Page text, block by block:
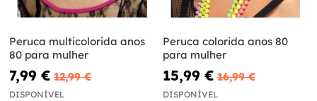
Peruca multicolorida anos
80 para mulher
7,99 € 12,99 €
DISPONÍVEL
Peruca colorida anos 80
para mulher
15,99 € 16,99 €
DISPONÍVEL